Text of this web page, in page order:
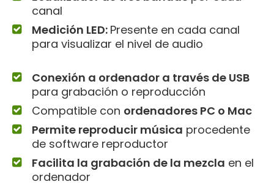
canal
Medición LED: Presente en cada canal
para visualizar el nivel de audio
Conexión a ordenador a través de USB
para grabación o reproducción
Compatible con ordenadores PC o Mac
Permite reproducir música procedente
de software reproductor
Facilita la grabación de la mezcla en el
ordenador